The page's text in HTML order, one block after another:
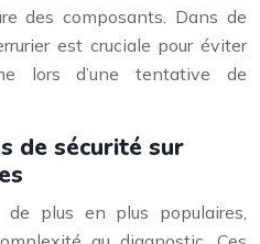
des composants. Dans de
est cruciale pour éviter
lors d’une tentative de
de sécurité sur
de plus en plus populaires,